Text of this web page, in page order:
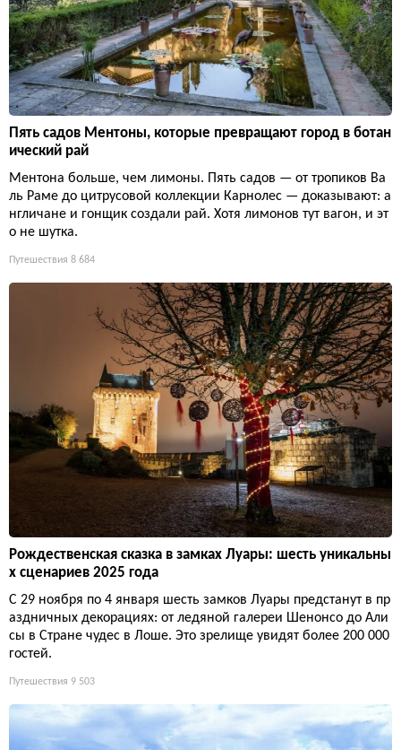
Пять садов Ментоны, которые превращают город в ботан
ический рай
Ментона больше, чем лимоны. Пять садов — от тропиков Ва
ль Раме до цитрусовой коллекции Карнолес — доказывают: а
нгличане и гонщик создали рай. Хотя лимонов тут вагон, и эт
о не шутка.
Путешествия 8 684
Рождественская сказка в замках Луары: шесть уникальны
х сценариев 2025 года
С 29 ноября по 4 января шесть замков Луары предстанут в пр
аздничных декорациях: от ледяной галереи Шенонсо до Али
сы в Стране чудес в Лоше. Это зрелище увидят более 200 000
гостей.
Путешествия 9 503